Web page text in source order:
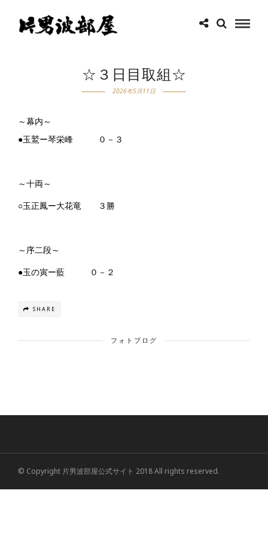
☆３日目取組☆
2026年5月11日
～幕内～
●玉鷲ー琴栄峰 ０－３
～十両～
○玉正鳳ー大花竜 ３勝
～序二段～
●玉の寅ー藍 ０－２
SHARE
フォトブログ
© Copyright 片男波部屋公式サイト 2018 All rights reserved.